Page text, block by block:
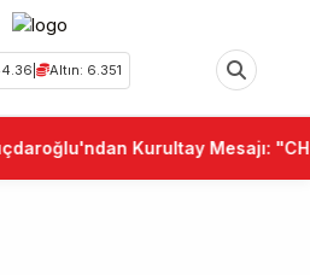
Altın: 6.351
Kurultay Mesajı: